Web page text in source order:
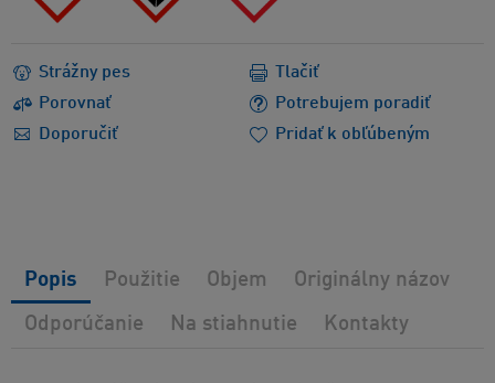
Strážny pes
Porovnať
Potrebujem poradiť
Doporučiť
Tlačiť
Pridať k obľúbeným
Popis Použitie Objem Originálny názov
Odporúčanie Na stiahnutie Kontakty